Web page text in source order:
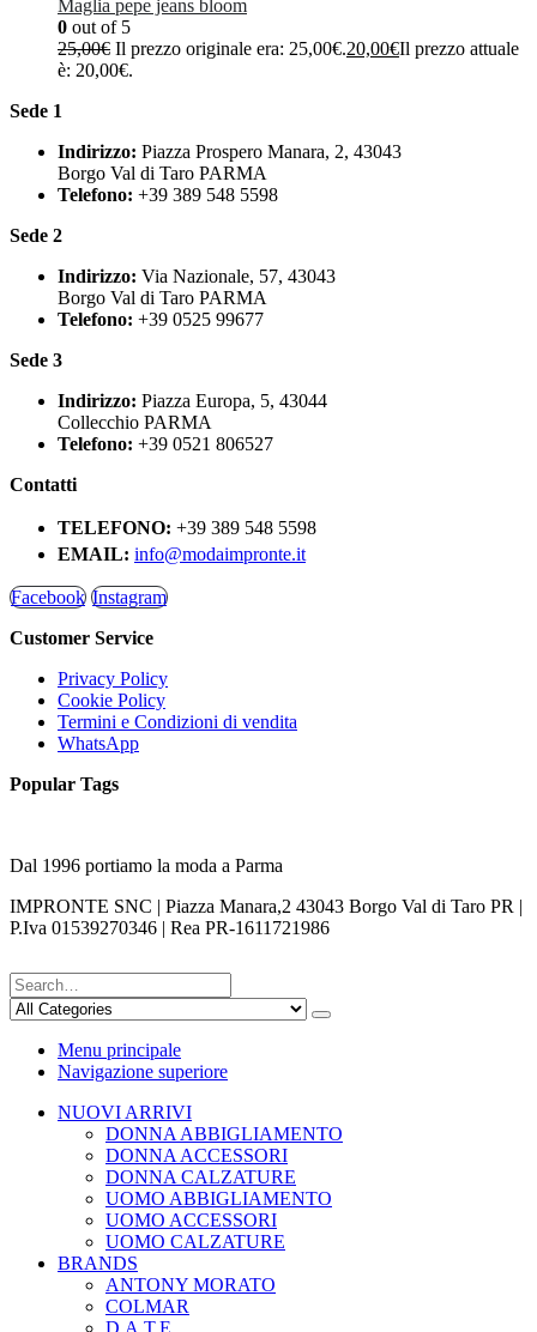
Maglia pepe jeans bloom
0 out of 5
25,00€ Il prezzo originale era: 25,00€.20,00€Il prezzo attuale
è: 20,00€.
Sede 1
Indirizzo: Piazza Prospero Manara, 2, 43043
Borgo Val di Taro PARMA
Telefono: +39 389 548 5598
Sede 2
Indirizzo: Via Nazionale, 57, 43043
Borgo Val di Taro PARMA
Telefono: +39 0525 99677
Sede 3
Indirizzo: Piazza Europa, 5, 43044
Collecchio PARMA
Telefono: +39 0521 806527
Contatti
TELEFONO: +39 389 548 5598
EMAIL: info@modaimpronte.it
Facebook Instagram
Customer Service
Privacy Policy
Cookie Policy
Termini e Condizioni di vendita
WhatsApp
Popular Tags
Dal 1996 portiamo la moda a Parma
IMPRONTE SNC | Piazza Manara,2 43043 Borgo Val di Taro PR |
P.Iva 01539270346 | Rea PR-1611721986
Menu principale
Navigazione superiore
NUOVI ARRIVI
DONNA ABBIGLIAMENTO
DONNA ACCESSORI
DONNA CALZATURE
UOMO ABBIGLIAMENTO
UOMO ACCESSORI
UOMO CALZATURE
BRANDS
ANTONY MORATO
COLMAR
D.A.T.E.